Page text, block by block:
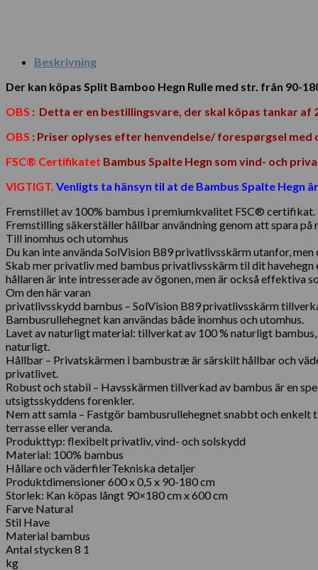
Beskrivning
Der kan köpas Split Bamboo Hegn Rulle med str. från 90-
OBS : Detta er en bestillingsvare, der skal köpas tankar
OBS : Priser oplyses efter henvendelse/ forespørgsel med
FSC® Certifikatet Bambus Spalte Hegn som vind- och
VIGTIGT. Venligts ta hänsyn til at de Bambus Spalte Hegn
Fremstillet av 100% bambus i premiumkvalitet FSC® certifikat.
Fremstilling säkerställer hållbar användning genom att spara
Till inomhus och utomhus
Du kan inte använda SolVision B89 privatlivsskärm utanfor,
Skab mer privatliv med bambus privatlivsskärm til dit
hållaren är inte intresserade av ögonen, men är också effektiva
Om den här varan
privatlivsskydd bambus – SolVision B89 privatlivsskärm
Bambusrullehegnet kan användas både inomhus och utomhus.
Lavet av naturligt material: tillverkat av 100 % naturligt
naturligt.
Hållbar – Privatskärmen i bambustræ är särskilt hållbar och
privatlivet.
Robust och stabil – Havsskärmen tillverkad av bambus är en
utsigtsskyddens forenkler.
Nem att samla – Fastgör bambusrullehegnet snabbt och enkelt
terrasse eller veranda.
Produkttyp: flexibelt privatliv, vind- och solskydd
Material: 100% bambus
Hållare och väderfilerTekniska detaljer
Produktdimensioner ‎600 x 0,5 x 90-180 cm
Storlek: Kan köpas långt 90×180 cm x 600 cm
Farve Natural
Stil Have
Material bambus
Antal stycken 8 ‎1
kg